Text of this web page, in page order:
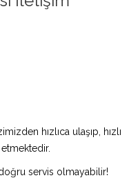
hızlıca ulaşıp, hızlı
servis olmayabilir!